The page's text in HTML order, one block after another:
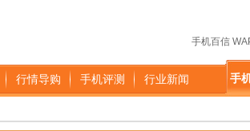
手机百信
行情导购 手机评测 行业新闻 手